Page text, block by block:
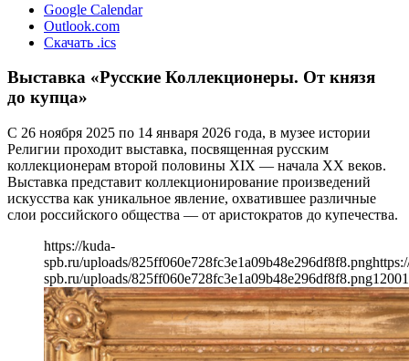
Google Calendar
Outlook.com
Скачать .ics
Выставка «Русские Коллекционеры. От князя
до купца»
С 26 ноября 2025 по 14 января 2026 года, в музее истории
Религии проходит выставка, посвященная русским
коллекционерам второй половины XIX — начала ХХ веков.
Выставка представит коллекционирование произведений
искусства как уникальное явление, охватившее различные
слои российского общества — от аристократов до купечества.
https://kuda-
spb.ru/uploads/825ff060e728fc3e1a09b48e296df8f8.png
spb.ru/uploads/825ff060e728fc3e1a09b48e296df8f8.png1200